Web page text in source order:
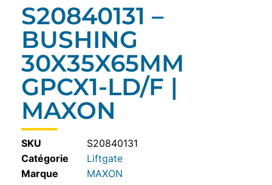
S20840131 –
BUSHING
30X35X65MM
GPCX1-LD/F |
MAXON
SKU
S20840131
Catégorie
Liftgate
MAXON